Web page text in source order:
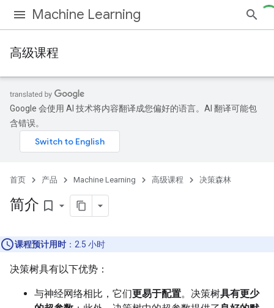
Machine Learning
高级课程
Google 会使用 AI 技术将内容翻译成您偏好的语言。AI 翻译可能包
含错误。
首页 产品 Machine Learning 高级课程 决策森林
简介 bookmark_border
课程预计用时 ：2.5 小时
决策树具有以下优势：
与神经网络相比，它们更易于配置。决策树具有更少